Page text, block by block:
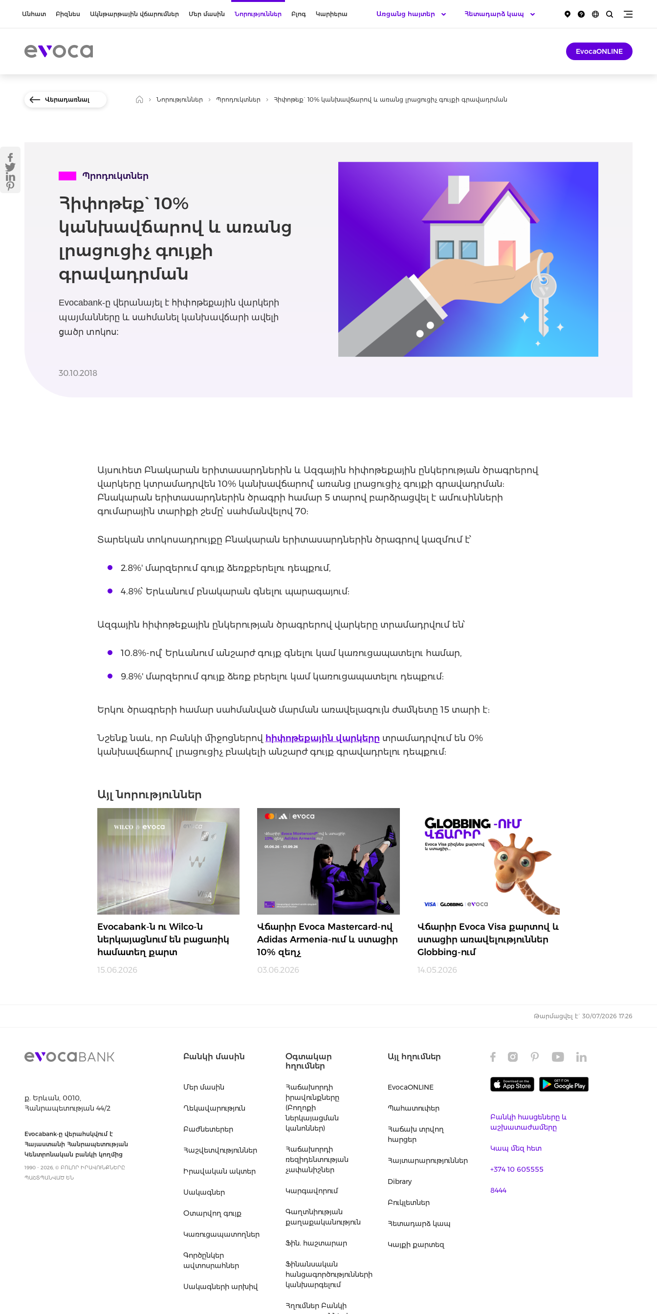
Անհատ Բիզնես Ակնթարթային վճարումներ Մեր մասին Նորություններ Բլոգ Կարիերա Հետադարձ կապ
Առցանց հայտեր
EvocaONLINE
Վերադառնալ Նորություններ Պրոդուկտներ Հիփոթեք` 10% կանխավճարով և առանց լրացուցիչ գույքի գրավադրման
Պրոդուկտներ
Հիփոթեք` 10%
կանխավճարով և առանց
լրացուցիչ գույքի
գրավադրման
Evocabank-ը վերանայել է հիփոթեքային վարկերի
պայմանները և սահմանել կանխավճարի ավելի
ցածր տոկոս:
30.10.2018
Այսուհետ Բնակարան երիտասարդներին և Ազգային հիփոթեքային ընկերության ծրագրերով
վարկերը կտրամադրվեն 10% կանխավճարով՝ առանց լրացուցիչ գույքի գրավադրման:
Բնակարան երիտասարդներին ծրագրի համար 5 տարով բարձրացվել է ամուսինների
գումարային տարիքի շեմը՝ սահմանվելով 70:
Տարեկան տոկոսադրույքը Բնակարան երիտասարդներին ծրագրով կազմում է՝
2.8%' մարզերում գույք ձեռքբերելու դեպքում,
4.8%՝ Երևանում բնակարան գնելու պարագայում:
Ազգային հիփոթեքային ընկերության ծրագրերով վարկերը տրամադրվում են՝
10.8%-ով՝ Երևանում անշարժ գույք գնելու կամ կառուցապատելու համար,
9.8%' մարզերում գույք ձեռք բերելու կամ կառուցապատելու դեպքում:
Երկու ծրագրերի համար սահմանված մարման առավելագույն ժամկետը 15 տարի է:
Նշենք նաև, որ Բանկի միջոցներով հիփոթեքային վարկերը տրամադրվում են 0%
կանխավճարով՝ լրացուցիչ բնակելի անշարժ գույք գրավադրելու դեպքում:
Այլ նորություններ
Evocabank-ն ու Wilco-ն
ներկայացնում են բացառիկ
համատեղ քարտ
15.06.2026
Վճարիր Evoca Mastercard-ով
Adidas Armenia-ում և ստացիր
10% զեղչ
03.06.2026
Վճարիր Evoca Visa քարտով և
ստացիր առավելություններ
Globbing-ում
14.05.2026
Թարմացվել է` 30/07/2026 17:26
ք. Երևան, 0010,
Հանրապետության 44/2
Evocabank-ը վերահսկվում է
Հայաստանի Հանրապետության
Կենտրոնական բանկի կողմից
1990 - 2026, © ԲՈԼՈՐ ԻՐԱՎՈՒՆՔՆԵՐԸ
ՊԱՇՏՊԱՆՎԱԾ ԵՆ
Բանկի մասին
Մեր մասին
Ղեկավարություն
Բաժնետերեր
Հաշվետվություններ
Իրավական ակտեր
Սակագներ
Օտարվող գույք
Կառուցապատողներ
Գործընկեր
ավտոսրահներ
Սակագների արխիվ
Օգտակար
հղումներ
Հաճախորդի
իրավունքները
(Բողոքի
ներկայացման
կանոններ)
Հաճախորդի
ռեզիդենտության
չափանիշներ
Կարգավորում
Գաղտնիության
քաղաքականություն
Ֆին. հաշտարար
Ֆինանսական
հանցագործությունների
կանխարգելում
Հղումներ Բանկի
Այլ հղումներ
EvocaONLINE
Պահատուփեր
Հաճախ տրվող
հարցեր
Հայտարարություններ
Dibrary
Բուկլետներ
Հետադարձ կապ
Կայքի քարտեզ
Բանկի հասցեները և
աշխատաժամերը
Կապ մեզ հետ
+374 10 605555
8444